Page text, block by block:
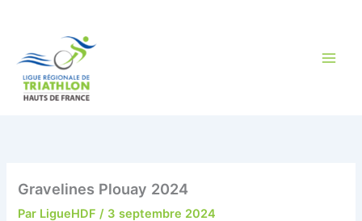
Gravelines Plouay 2024
Par LigueHDF/ 3 septembre 2024